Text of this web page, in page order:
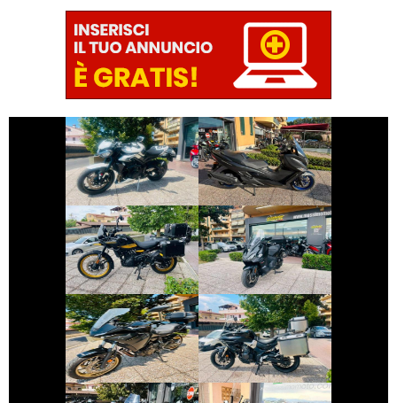
TRIUMPH
STREET-TRIPLE
€ 8.490 €
SUZUKI
BURGMAN-400-
650
€ 4.890 €
ROYAL-ENFIELD
HIMALAYAN
€ 4.999 €
SYM MAXSYM-TL
€ 5.450 €
YAMAHA
TRACER
€ 7.990 €
VOGE VALICO
€ 3.450 €
€ 5.190 € € 2.490 €